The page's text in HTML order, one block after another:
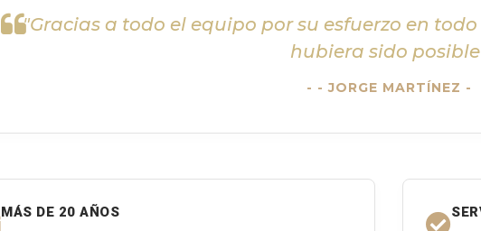
"Gracias a todo el equipo por su esfuerzo en
hubiera sido
- JORGE MARTÍNEZ -
MÁS DE 20 AÑOS